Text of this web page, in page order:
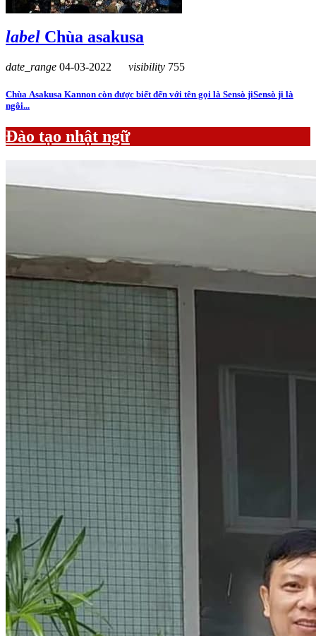
label Chùa asakusa
date_range 04-03-2022 visibility 755
Chùa Asakusa Kannon còn được biết đến với tên gọi là Sensò jiSensò ji là
ngôi...
Đào tạo nhật ngữ